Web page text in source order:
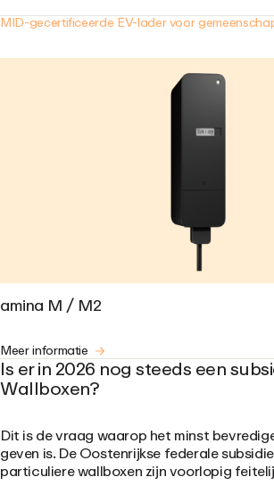
MID-gecertificeerde EV-lader voor
amina M / M2
Meer informatie
Is er in 2026 nog steeds een
Wallboxen?
Dit is de vraag waarop het minst
geven is. De Oostenrijkse federale
particuliere wallboxen zijn voorlopig